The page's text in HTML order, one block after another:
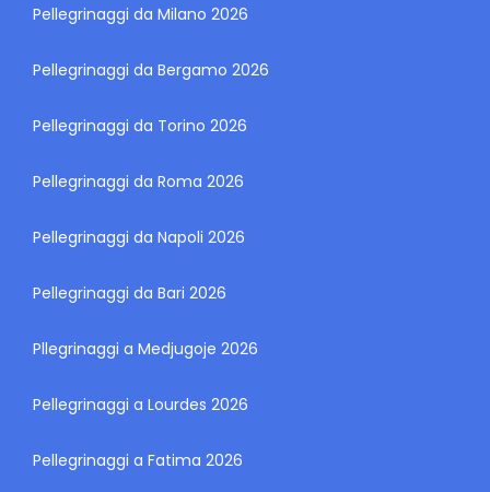
Pellegrinaggi da Milano 2026
Pellegrinaggi da Bergamo 2026
Pellegrinaggi da Torino 2026
Pellegrinaggi da Roma 2026
Pellegrinaggi da Napoli 2026
Pellegrinaggi da Bari 2026
Pllegrinaggi a Medjugoje 2026
Pellegrinaggi a Lourdes 2026
Pellegrinaggi a Fatima 2026